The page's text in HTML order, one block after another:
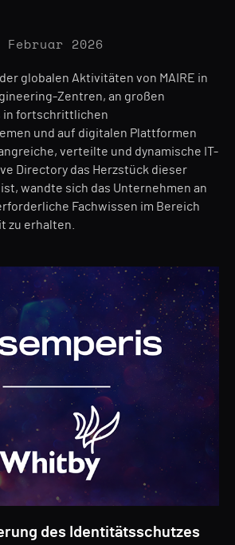
Februar 2026
globalen Aktivitäten von MAIRE in
Zentren, an großen
in fortschrittlichen
und auf digitalen Plattformen
verteilte und dynamische IT-
Directory das Herzstück dieser
wandte sich das Unternehmen an
Fachwissen im Bereich
zu erhalten.
des Identitätsschutzes